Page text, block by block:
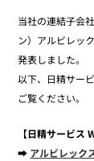
当社の連結子会
ン）アルビレッ
発表しました。
以下、日精サー
ご覧ください。
【日精サービス
➡ アルビレック